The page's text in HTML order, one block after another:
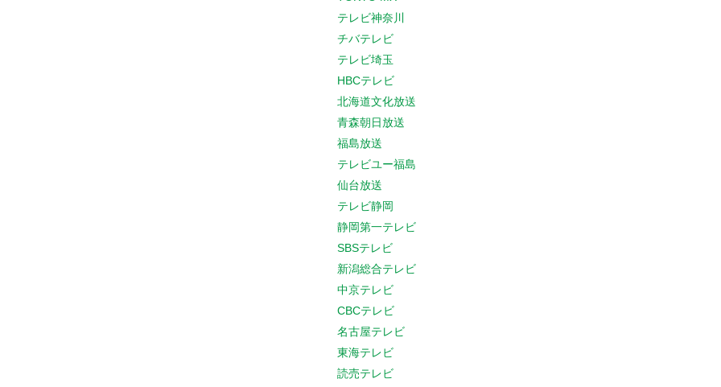
テレビ神奈川
チバテレビ
テレビ埼玉
HBCテレビ
北海道文化放送
青森朝日放送
福島放送
テレビユー福島
仙台放送
テレビ静岡
静岡第一テレビ
SBSテレビ
新潟総合テレビ
中京テレビ
CBCテレビ
名古屋テレビ
東海テレビ
読売テレビ